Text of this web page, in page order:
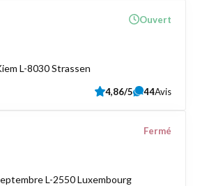
L-8030 Strassen
Ouvert
4,86/5 44Avis
L-2550 Luxembourg
Fermé